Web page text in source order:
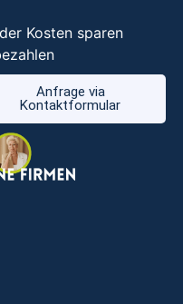
Kosten sparen
Anfrage via
Kontaktformular